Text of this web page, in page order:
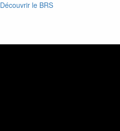
Découvrir le BRS